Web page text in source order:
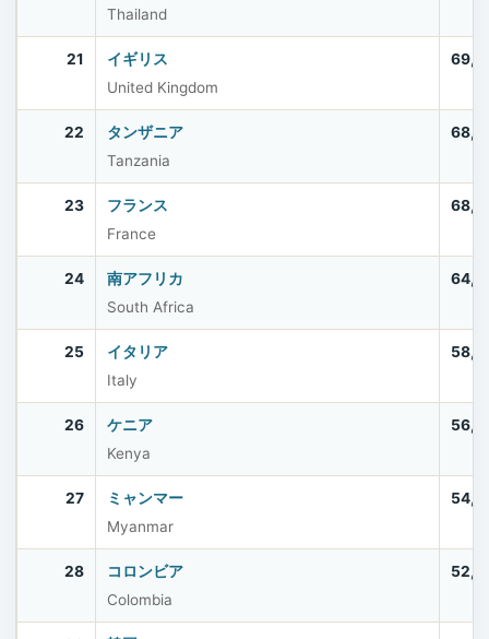
Thailand
21
イギリス
United Kingdom
22
タンザニア
Tanzania
23
フランス
France
24
南アフリカ
South Africa
25
イタリア
Italy
26
ケニア
Kenya
27
ミャンマー
Myanmar
28
コロンビア
Colombia